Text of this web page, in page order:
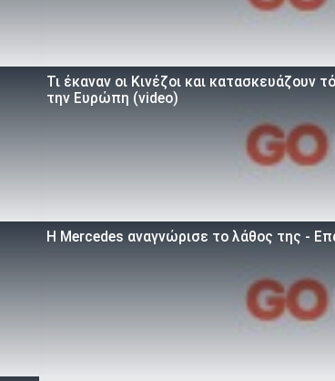
Τι έκαναν οι Κινέζοι και κατασκευάζουν
την Ευρώπη (video)
Η Mercedes αναγνώρισε το λάθος της -